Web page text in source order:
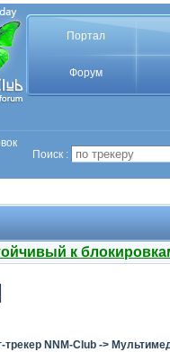
Портал
Форум
Поиск :
к
трекер NNM-Club ->